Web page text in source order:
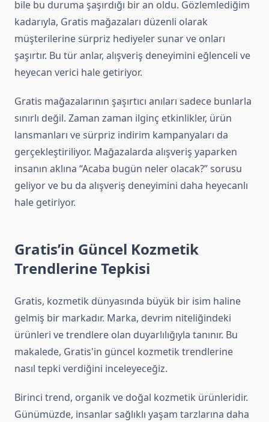
bile bu duruma şaşırdığı bir an oldu. Gözlemlediğim
kadarıyla, Gratis mağazaları düzenli olarak
müşterilerine sürpriz hediyeler sunar ve onları
şaşırtır. Bu tür anlar, alışveriş deneyimini eğlenceli ve
heyecan verici hale getiriyor.
Gratis mağazalarının şaşırtıcı anıları sadece bunlarla
sınırlı değil. Zaman zaman ilginç etkinlikler, ürün
lansmanları ve sürpriz indirim kampanyaları da
gerçekleştiriliyor. Mağazalarda alışveriş yaparken
insanın aklına “Acaba bugün neler olacak?” sorusu
geliyor ve bu da alışveriş deneyimini daha heyecanlı
hale getiriyor.
Gratis’in Güncel Kozmetik
Trendlerine Tepkisi
Gratis, kozmetik dünyasında büyük bir isim haline
gelmiş bir markadır. Marka, devrim niteliğindeki
ürünleri ve trendlere olan duyarlılığıyla tanınır. Bu
makalede, Gratis'in güncel kozmetik trendlerine
nasıl tepki verdiğini inceleyeceğiz.
Birinci trend, organik ve doğal kozmetik ürünleridir.
Günümüzde, insanlar sağlıklı yaşam tarzlarına daha